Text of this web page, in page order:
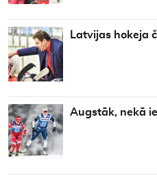
Latvijas hokeja
Augstāk, nekā